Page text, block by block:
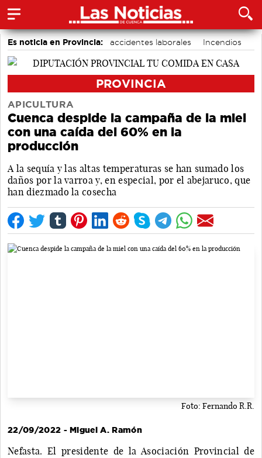
Es noticia en Provincia: accidentes laborales
Incendios
Medio Ambiente
PROVINCIA
APICULTURA
Cuenca despide la campaña de la miel
con una caída del 60% en la
producción
A la sequía y las altas temperaturas se han sumado los
daños por la varroa y, en especial, por el abejaruco, que
han diezmado la cosecha
Foto: Fernando R.R.
22/09/2022 - Miguel A. Ramón
Nefasta. El presidente de la Asociación Provincial de